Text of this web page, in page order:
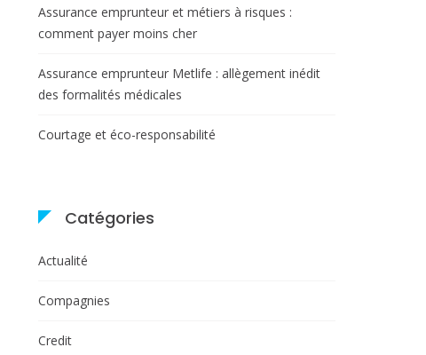
Assurance emprunteur et métiers à risques :
comment payer moins cher
Assurance emprunteur Metlife : allègement inédit
des formalités médicales
Courtage et éco-responsabilité
Catégories
Actualité
Compagnies
Credit